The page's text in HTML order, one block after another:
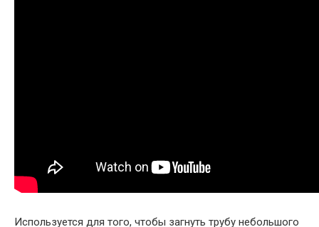
Используется для того, чтобы загнуть трубу небольшого